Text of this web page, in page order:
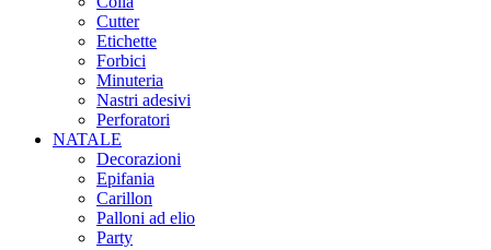
Cutter
Etichette
Forbici
Minuteria
Nastri adesivi
Perforatori
NATALE
Decorazioni
Epifania
Carillon
Palloni ad elio
Party